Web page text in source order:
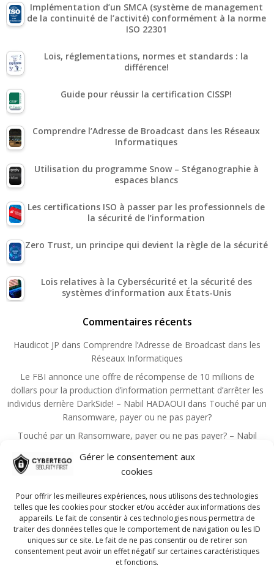
Gérer le consentement aux
cookies
Pour offrir les meilleures expériences, nous utilisons des technologies
telles que les cookies pour stocker et/ou accéder aux informations des
appareils. Le fait de consentir à ces technologies nous permettra de
traiter des données telles que le comportement de navigation ou les ID
uniques sur ce site. Le fait de ne pas consentir ou de retirer son
consentement peut avoir un effet négatif sur certaines caractéristiques
et fonctions.
Implémentation d’un SMCA (système de management
de la continuité de l’activité) conformément à la norme
ISO 22301
Lois, réglementations, normes et standards : la
différence!
Guide pour réussir la certification CISSP!
Comprendre l’Adresse de Broadcast dans les Réseaux
Informatiques
Utilisation du programme Snow – Stéganographie à
espaces blancs
Les certifications ISO à passer par les professionnels de
la sécurité de l’information
Zero Trust, un principe qui devient la règle de la sécurité
Lois relatives à la Cybersécurité et la sécurité des
systèmes d’information aux États-Unis
Commentaires récents
Haudicot JP dans Comprendre l’Adresse de Broadcast dans les
Réseaux Informatiques
Le FBI annonce une offre de récompense de 10 millions de
dollars pour la production d’information permettant d’arrêter les
individus derrière DarkSide! – Nabil HADAOUI dans Touché par un
Ransomware, payer ou ne pas payer?
Touché par un Ransomware, payer ou ne pas payer? – Nabil
sécurité
sécurité de l’information
Nadmin dansGuide pour réussir la certification CISSP!